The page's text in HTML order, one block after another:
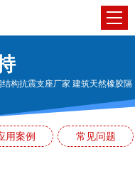
构抗震支座厂家 建筑天然橡胶隔
用案例 常见问题